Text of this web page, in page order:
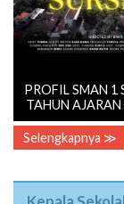
PROFIL SMAN 1
TAHUN
Selengkapnya ≫